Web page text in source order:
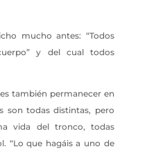
mucho antes: “Todos
y del cual todos
también permanecer en
son todas distintas, pero
vida del tronco, todas
“Lo que hagáis a uno de